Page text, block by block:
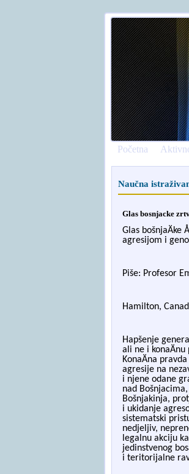
Početna
Naučna
Glas bosnjacke
Glas bošnjaÄke
agresijom i
Piše: Profesor
Hamilton,
Hapšenje
ali ne i
KonaÄna
agresije na
i njene odane
nad
Bošnjakinja,
i ukidanje
sistematski
nedjeljiv,
legalnu akciju
jedinstvenog
i teritorijalne